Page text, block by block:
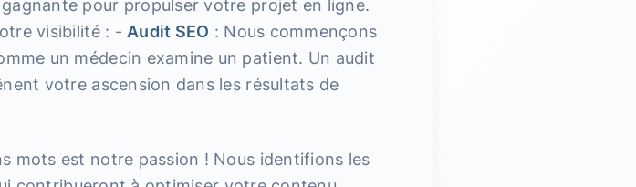
pour propulser votre projet en ligne.
visibilité : - Audit SEO : Nous commençons
un médecin examine un patient. Un audit
votre ascension dans les résultats de
mots est notre passion ! Nous identifions les